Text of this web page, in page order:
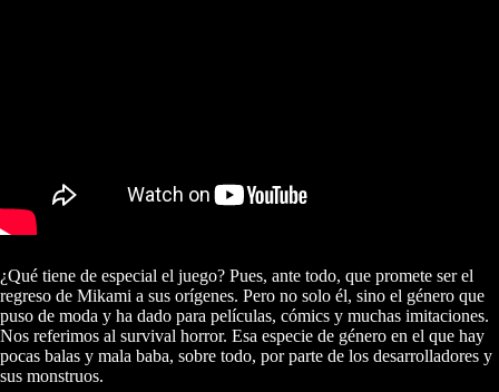
¿Qué tiene de especial el juego? Pues, ante todo, que promete ser el
regreso de Mikami a sus orígenes. Pero no solo él, sino el género que
puso de moda y ha dado para películas, cómics y muchas imitaciones.
Nos referimos al survival horror. Esa especie de género en el que hay
pocas balas y mala baba, sobre todo, por parte de los desarrolladores y
sus monstruos.